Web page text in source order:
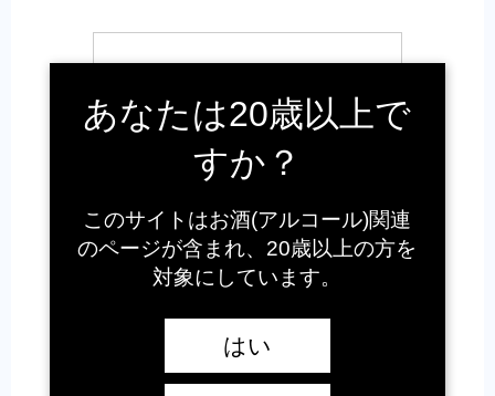
あなたは20歳以上で
すか？
このサイトはお酒(アルコール)関連
のページが含まれ、20歳以上の方を
対象にしています。
はい